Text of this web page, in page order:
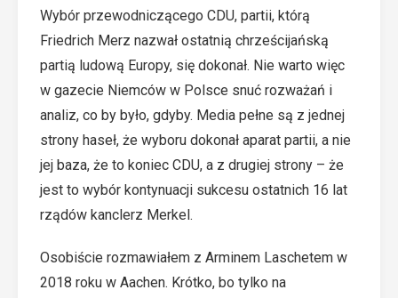
Wybór przewodniczącego CDU, partii, którą
Friedrich Merz nazwał ostatnią chrześcijańską
partią ludową Europy, się dokonał. Nie warto więc
w gazecie Niemców w Polsce snuć rozważań i
analiz, co by było, gdyby. Media pełne są z jednej
strony haseł, że wyboru dokonał aparat partii, a nie
jej baza, że to koniec CDU, a z drugiej strony – że
jest to wybór kontynuacji sukcesu ostatnich 16 lat
rządów kanclerz Merkel.
Osobiście rozmawiałem z Arminem Laschetem w
2018 roku w Aachen. Krótko, bo tylko na